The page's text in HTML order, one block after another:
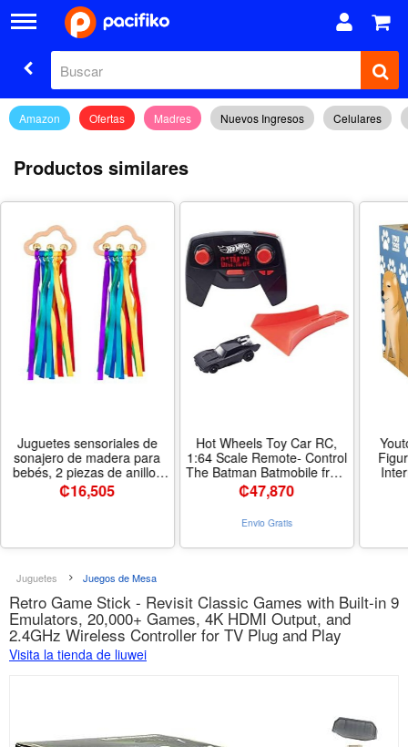
Amazon Ofertas Madres Nuevos Ingresos Celulares
Productos similares
Juguetes sensoriales de
sonajero de madera para
bebés, 2 piezas de anillos
de cinta de arcoíris,
sonajero de madera, círculo
niños pequeños
₡16,505
Hot Wheels Toy Car RC,
1:64 Scale Remote- Control
The Batman Batmobile from
The Movie, USB
Rechargeable Controller,
On- or Off-Track Racing -
Nombre de estilo Batmobile
₡47,870
Envio Gratis
Juguetes Juegos de Mesa
Retro Game Stick - Revisit Classic Games with Built-in 9
Emulators, 20,000+ Games, 4K HDMI Output, and
2.4GHz Wireless Controller for TV Plug and Play
Visita la tienda de liuwei